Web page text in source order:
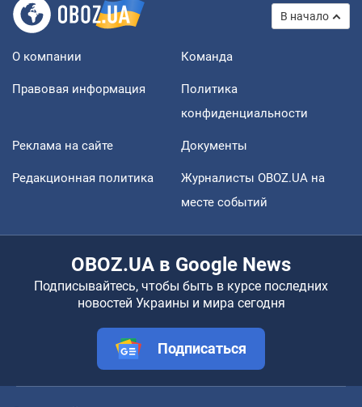
В начало
О компании Команда
Правовая информация
Политика
конфиденциальности
Реклама на сайте Документы
Редакционная политика
Журналисты OBOZ.UA на
месте событий
OBOZ.UA в Google News
Подписывайтесь, чтобы быть в курсе последних
новостей Украины и мира сегодня
Подписаться